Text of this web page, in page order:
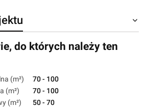
do których należy ten
(m²)
70 - 100
(m²)
70 - 100
(m²)
50 - 70